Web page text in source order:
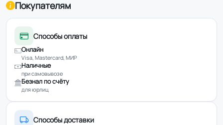
Покупателям
Способы оплаты
Онлайн
Visa, Mastercard, МИР
Наличные
при самовывозе
Безнал по счёту
для юрлиц
Способы доставки